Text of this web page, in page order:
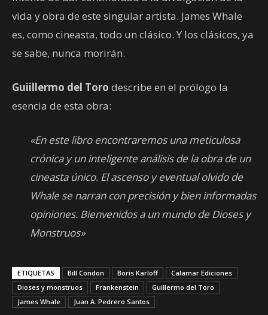
vida y obra de este singular artista. James Whale
es, como cineasta, todo un clásico. Y los clásicos, ya
se sabe, nunca morirán.
Guiillermo del Toro describe en el prólogo la
esencia de esta obra:
«En este libro encontraremos una meticulosa
crónica y un inteligente análisis de la obra de un
cineasta único. El ascenso y eventual olvido de
Whale se narran con precisión y bien informadas
opiniones. Bienvenidos a un mundo de Dioses y
Monstruos»
ETIQUETAS Bill Condon Boris Karloff
Calamar Ediciones
Dioses y monstruos
Frankenstein
Guillermo del Toro
James Whale
Juan A. Pedrero Santos